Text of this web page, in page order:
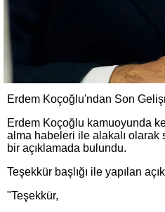
Erdem Koçoğlu'ndan Son
Erdem Koçoğlu kamuoyunda
alma habeleri ile alakalı olarak
bir açıklamada bulundu.
Teşekkür başlığı ile yapılan
"Teşekkür,